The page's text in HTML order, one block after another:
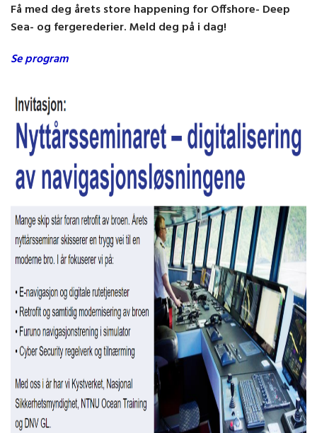
Få med deg årets store happening for Offshore- Deep
Sea- og fergerederier. Meld deg på i dag!
Se program